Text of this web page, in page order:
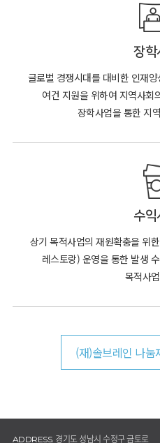
장학
글로벌 경쟁시대를 대비한 인재
여건 지원을 위하여 지역사회
장학사업을 통한 지
수익
상기 목적사업의 재원확충을 위
레스토랑) 운영을통한 발생
목적사
(재)솔브레인 나눔
ADDRESS. 경기도 성남시 수정구 금토로